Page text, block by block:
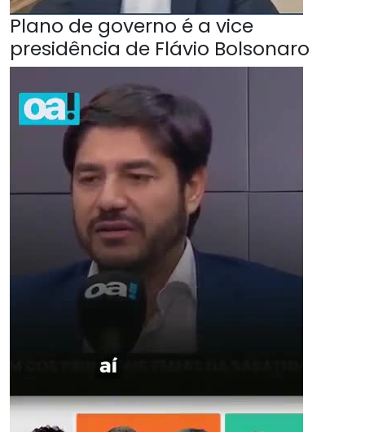
Plano de governo é a vice
presidência de Flávio Bolsonaro